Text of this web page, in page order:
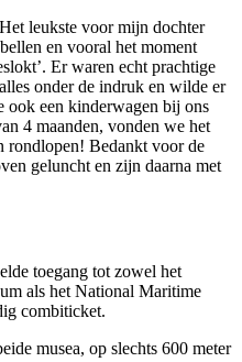
leukste voor mijn dochter
en vooral het moment
Er waren echt prachtige
onder de indruk en wilde er
ook een kinderwagen bij ons
4 maanden, vonden we het
rondlopen! Bedankt voor de
geluncht en zijn daarna met
toegang tot zowel het
als het National Maritime
combiticket.
musea, op slechts 600 meter